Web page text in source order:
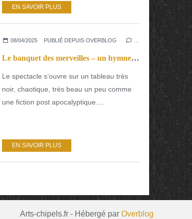
EN SAVOIR PLUS
08/04/2025 PUBLIÉ DEPUIS OVERBLOG
Le banquet des merveilles – un hymne incroyable à notre part d’humanité et au pouvoir de s’émerveiller qui couve en nous.
Le spectacle s’ouvre sur un tableau très
noir, chaotique, très beau un peu comme
une fiction post apocalyptique....
EN SAVOIR PLUS
Arts-chipels.fr - Hébergé par Overblog